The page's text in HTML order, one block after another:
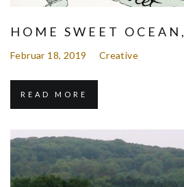
HOME SWEET
Februar 18, 2019 Creative
READ MORE